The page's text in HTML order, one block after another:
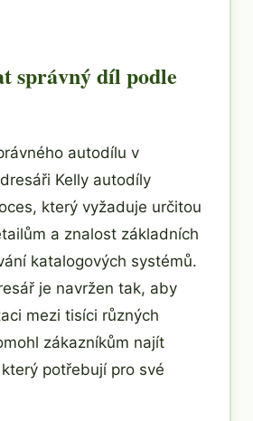
správný díl podle
autodílu v
Kelly autodíly
který vyžaduje určitou
a znalost základních
katalogových systémů.
je navržen tak, aby
mezi tisíci různých
zákazníkům najít
potřebují pro své